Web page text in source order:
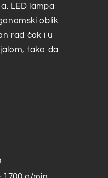
LED lampa
oblik
rad čak i u
tako da